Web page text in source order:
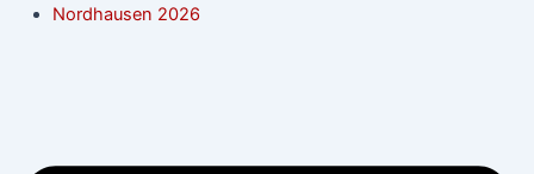
Nordhausen 2026